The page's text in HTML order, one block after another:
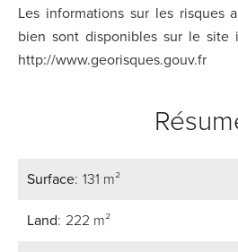
Les informations sur les risques
bien sont disponibles sur le site
http://www.georisques.gouv.fr
Surface 131 m²
Land 222 m²